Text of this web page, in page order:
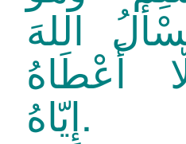
اللهَ
أَعْطَاهُ
إِيّاهُ.